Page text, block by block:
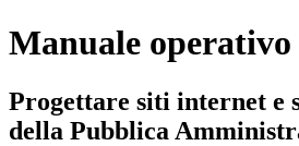
Manuale operativo
Progettare siti internet e
della Pubblica